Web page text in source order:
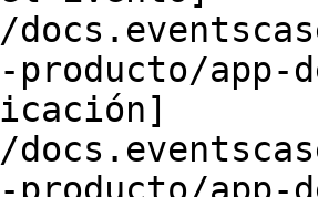
app-